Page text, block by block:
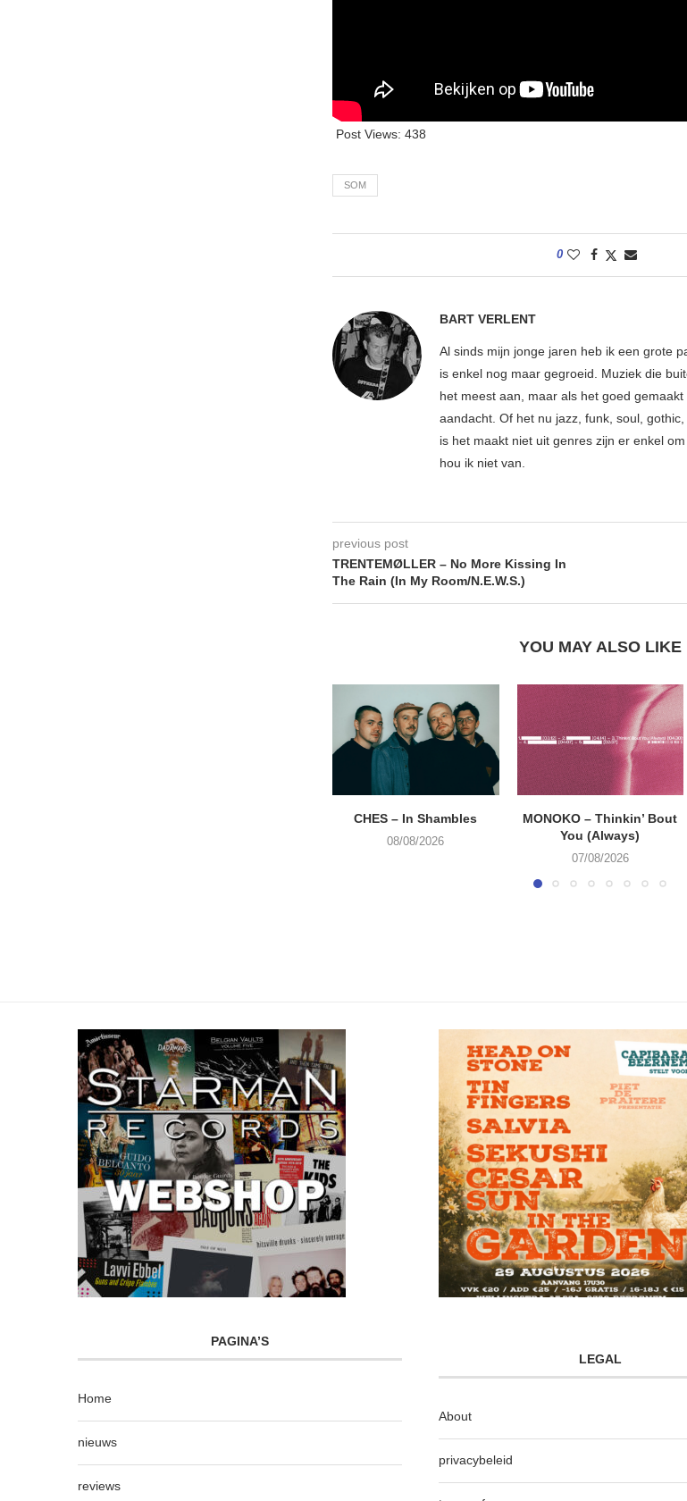
Post Views: 438
SOM
0
BART VERLENT
Al sinds mijn jonge jaren heb ik een grote
is enkel nog maar gegroeid. Muziek die
het meest aan, maar als het goed
aandacht. Of het nu jazz, funk, soul,
is het maakt niet uit genres zijn er enkel
hou ik niet van.
previous post
TRENTEMØLLER – No More Kissing In
The Rain (In My Room/N.E.W.S.)
YOU MAY ALSO LIKE
CHES – In Shambles
08/08/2026
MONOKO – Thinkin’ Bout
You (Always)
07/08/2026
PAGINA’S
Home
nieuws
reviews
LEGAL
About
privacybeleid